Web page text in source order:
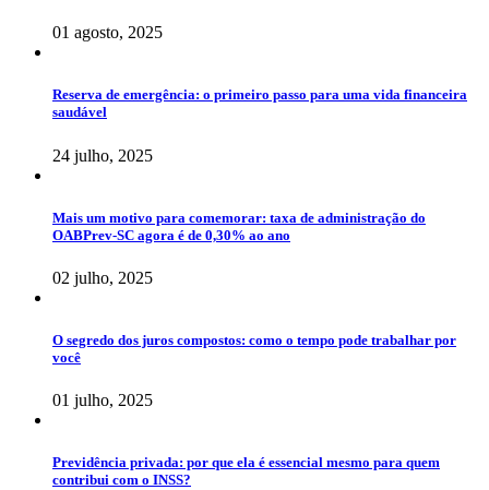
01 agosto, 2025
Reserva de emergência: o primeiro passo para uma vida financeira
saudável
24 julho, 2025
Mais um motivo para comemorar: taxa de administração do
OABPrev-SC agora é de 0,30% ao ano
02 julho, 2025
O segredo dos juros compostos: como o tempo pode trabalhar por
você
01 julho, 2025
Previdência privada: por que ela é essencial mesmo para quem
contribui com o INSS?